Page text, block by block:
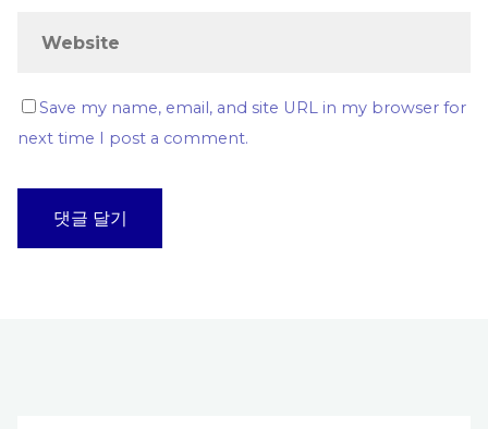
Save my name, email, and site URL in my browser for
next time I post a comment.